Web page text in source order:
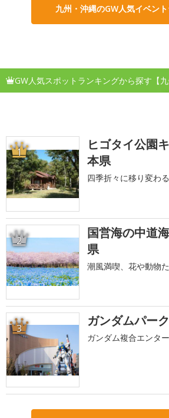
九州・沖縄のGW人気イベン
GW人気スポットランキングから探す【九
1
ヒゴタイ公園
本県
四季折々に移り変わ
2
国営海の中道
県
潮風満喫、花や動物
3 ガンダムパー
ガンダム複合エンタ